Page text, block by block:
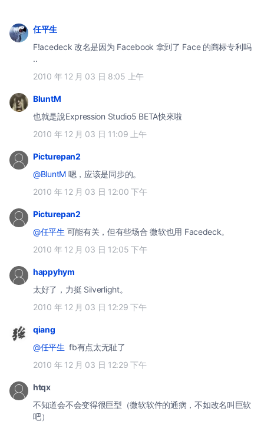
任平生
F!acedeck 改名是因为 Facebook 拿到了 Face 的商标专利吗
..
2010 年 12 月 03 日 8:05 上午
BluntM
也就是說Expression Studio5 BETA快來啦
2010 年 12 月 03 日 11:09 上午
Picturepan2
@BluntM嗯，应该是同步的。
2010 年 12 月 03 日 12:00 下午
Picturepan2
@任平生 可能有关，但有些场合 微软也用 Facedeck。
2010 年 12 月 03 日 12:05 下午
happyhym
太好了，力挺 Silverlight。
2010 年 12 月 03 日 12:29 下午
qiang
@任平生 fb有点太无耻了
2010 年 12 月 03 日 12:29 下午
htqx
不知道会不会变得很巨型（微软软件的通病，不如改名叫巨软
吧）